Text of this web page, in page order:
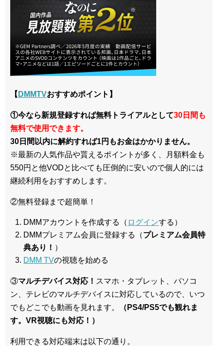
【 DMMTVおすすめポイント】
①今なら新規登録すれば無料トライアルとして30日間も
無料で使用できます。
30日間以内に解約すれば1円もお金はかかりません。
※最新の人気作品や貰えるポイントが多く、月額料金も
550円と他VODと比べても圧倒的に安いので個人的には
継続利用をおすすめします。
②無料登録まで超簡単！
DMMアカウントを作成する（ ログインする）
DMMプレミアム会員に登録する（プレミアム会員特
典あり！ ）
DMM TVの視聴を始める
③マルチデバイス対応！ スマホ・タブレット、パソコ
ン、テレビのマルチデバイスに対応しているので、いつ
でもどこでも動画を見れます。
（PS4/PS5でも観れま
す。VR視聴にも対応！）
利用できる対応端末は以下の通り。